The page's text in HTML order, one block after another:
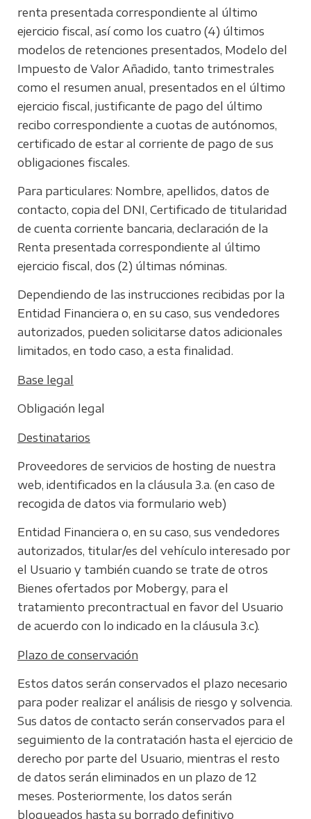
renta presentada correspondiente al último
ejercicio fiscal, así como los cuatro (4) últimos
modelos de retenciones presentados, Modelo del
Impuesto de Valor Añadido, tanto trimestrales
como el resumen anual, presentados en el último
ejercicio fiscal, justificante de pago del último
recibo correspondiente a cuotas de autónomos,
certificado de estar al corriente de pago de sus
obligaciones fiscales.
Para particulares: Nombre, apellidos, datos de
contacto, copia del DNI, Certificado de titularidad
de cuenta corriente bancaria, declaración de la
Renta presentada correspondiente al último
ejercicio fiscal, dos (2) últimas nóminas.
Dependiendo de las instrucciones recibidas por la
Entidad Financiera o, en su caso, sus vendedores
autorizados, pueden solicitarse datos adicionales
limitados, en todo caso, a esta finalidad.
Base legal
Obligación legal
Destinatarios
Proveedores de servicios de hosting de nuestra
web, identificados en la cláusula 3.a. (en caso de
recogida de datos via formulario web)
Entidad Financiera o, en su caso, sus vendedores
autorizados, titular/es del vehículo interesado por
el Usuario y también cuando se trate de otros
Bienes ofertados por Mobergy, para el
tratamiento precontractual en favor del Usuario
de acuerdo con lo indicado en la cláusula 3.c).
Plazo de conservación
Estos datos serán conservados el plazo necesario
para poder realizar el análisis de riesgo y solvencia.
Sus datos de contacto serán conservados para el
seguimiento de la contratación hasta el ejercicio de
derecho por parte del Usuario, mientras el resto
de datos serán eliminados en un plazo de 12
meses. Posteriormente, los datos serán
bloqueados hasta su borrado definitivo